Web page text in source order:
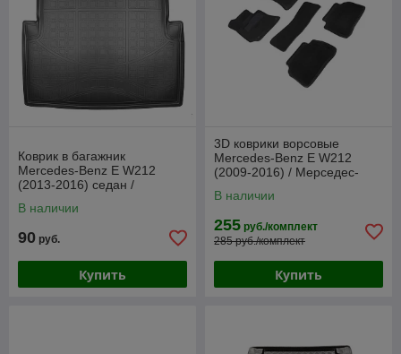
Коврик в багажник
Mercedes-Benz E W212
(2013-2016) седан /
(Norplast)
В наличии
90 руб.
Купить
3D коврики ворсовые
Mercedes-Benz E W212
(2009-2016) / Мерседес-
В наличии
255 руб./комплект
285 руб./комплект
Купить